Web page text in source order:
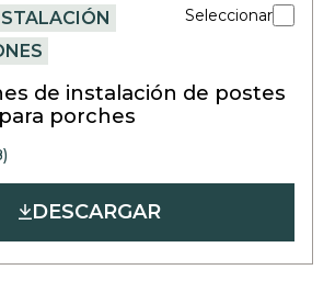
Seleccionar
de instalación de postes
porches
DESCARGAR